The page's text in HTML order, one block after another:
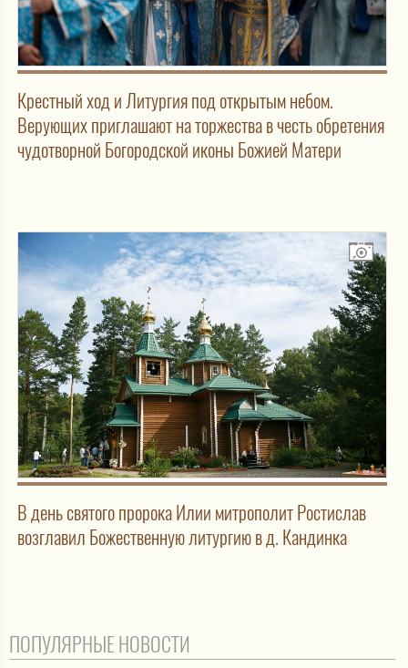
Крестный ход и Литургия под открытым небом.
Верующих приглашают на торжества в честь обретения
чудотворной Богородской иконы Божией Матери
В день святого пророка Илии митрополит Ростислав
возглавил Божественную литургию в д. Кандинка
ПОПУЛЯРНЫЕ НОВОСТИ